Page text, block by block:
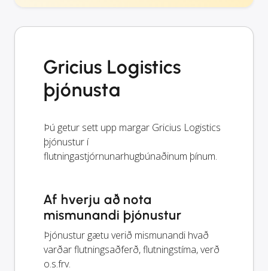
Gricius Logistics
þjónusta
Þú getur sett upp margar Gricius Logistics
þjónustur í
flutningastjórnunarhugbúnaðinum þínum.
Af hverju að nota
mismunandi þjónustur
Þjónustur gætu verið mismunandi hvað
varðar flutningsaðferð, flutningstíma, verð
o.s.frv.